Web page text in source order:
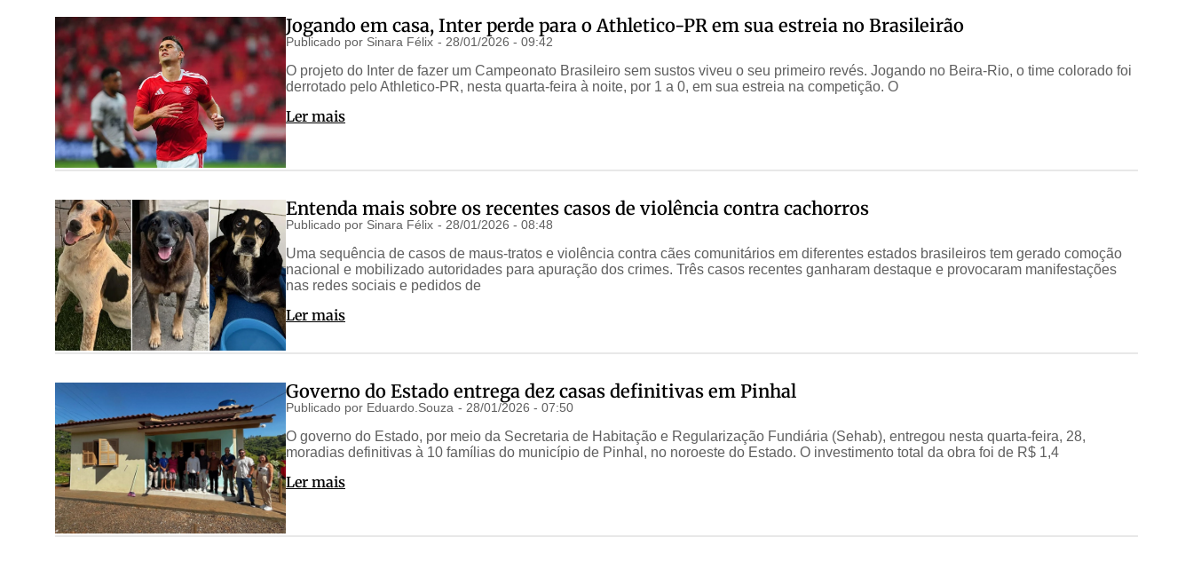
Jogando em casa, Inter perde para o Athletico-PR em sua estreia no Brasileirão
Publicado por Sinara Félix - 28/01/2026 - 09:42
O projeto do Inter de fazer um Campeonato Brasileiro sem sustos viveu o seu primeiro revés. Jogando no Beira-Rio, o time colorado foi
derrotado pelo Athletico-PR, nesta quarta-feira à noite, por 1 a 0, em sua estreia na competição. O
Ler mais
Entenda mais sobre os recentes casos de violência contra cachorros
Publicado por Sinara Félix - 28/01/2026 - 08:48
Uma sequência de casos de maus-tratos e violência contra cães comunitários em diferentes estados brasileiros tem gerado comoção
nacional e mobilizado autoridades para apuração dos crimes. Três casos recentes ganharam destaque e provocaram manifestações
nas redes sociais e pedidos de
Ler mais
Governo do Estado entrega dez casas definitivas em Pinhal
Publicado por Eduardo.Souza - 28/01/2026 - 07:50
O governo do Estado, por meio da Secretaria de Habitação e Regularização Fundiária (Sehab), entregou nesta quarta-feira, 28,
moradias definitivas à 10 famílias do município de Pinhal, no noroeste do Estado. O investimento total da obra foi de R$ 1,4
Ler mais